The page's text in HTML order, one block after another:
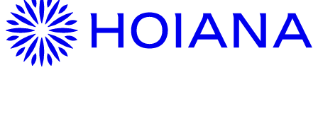
Hướng Dẫn Di Chuyển